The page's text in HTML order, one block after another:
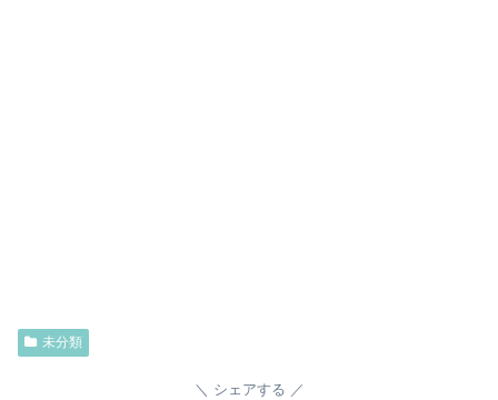
未分類
シェアする